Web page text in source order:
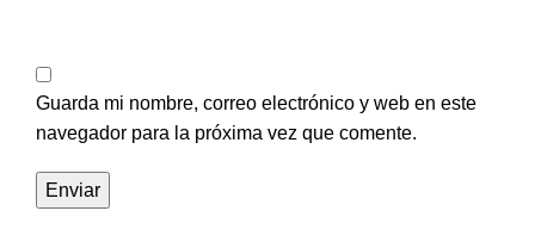
Guarda mi nombre, correo electrónico y web en este
navegador para la próxima vez que comente.